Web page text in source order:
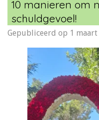
10 manieren om
schuldgevoel!
Gepubliceerd op 1 maart